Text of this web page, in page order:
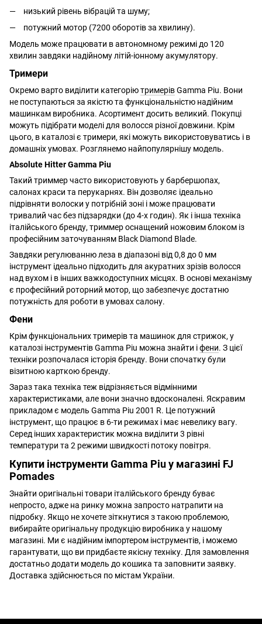
низький рівень вібрацій та шуму;
потужний мотор (7200 оборотів за хвилину).
Модель може працювати в автономному режимі до 120
хвилин завдяки надійному літій-іонному акумулятору.
Тримери
Окремо варто виділити категоріютримерівGamma Piu. Вони
не поступаються за якістю та функціональністю надійним
машинкам виробника. Асортимент досить великий. Покупці
можуть підібрати моделі для волосся різної довжини. Крім
цього, в каталозі є тримери, які можуть використовуватись і в
домашніх умовах. Розглянемо найпопулярнішу модель.
Absolute Hitter Gamma Piu
Такий триммер часто використовують у барбершопах,
салонах краси та перукарнях. Він дозволяє ідеально
підрівняти волоски у потрібній зоні і може працювати
тривалий час без підзарядки (до 4-х годин). Як і інша техніка
італійського бренду, триммер оснащений ножовим блоком із
професійним заточуванням Black Diamond Blade.
Завдяки регулюванню леза в діапазоні від 0,8 до 0 мм
інструмент ідеально підходить для акуратних зрізів волосся
над вухом і в інших важкодоступних місцях. В основі механізму
є професійний роторний мотор, що забезпечує достатню
потужність для роботи в умовах салону.
Фени
Крім функціональних тримерів та машинок для стрижок, у
каталозі інструментів Gamma Piu можна знайти іфени. З цієї
техніки розпочалася історія бренду. Вони спочатку були
візитною карткою бренду.
Зараз така техніка теж відрізняється відмінними
характеристиками, але вони значно вдосконалені. Яскравим
прикладом є модель Gamma Piu 2001 R. Це потужний
інструмент, що працює в 6-ти режимах і має невелику вагу.
Серед інших характеристик можна виділити 3 рівні
температури та 2 режими швидкості потоку повітря.
Купити інструменти Gamma Piu у магазині FJ
Pomades
Знайти оригінальні товари італійського бренду буває
непросто, адже на ринку можна запросто натрапити на
підробку. Якщо не хочете зіткнутися з такою проблемою,
вибирайте оригінальну продукцію виробника у нашому
магазині. Ми є надійним імпортером інструментів, і можемо
гарантувати, що ви придбаєте якісну техніку. Для замовлення
достатньо додати модель до кошика та заповнити заявку.
Доставка здійснюється по містам України.